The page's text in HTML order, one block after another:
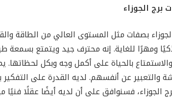
برج الجوزاء
بصفات مثل المستوى العالي من الطاقة
ومهرًا للغاية. إنه محترف جيد ويتمتع بسمعة
بالحياة على أكمل وجه وبكل
والتعبير عن أنفسهم. لديه القدرة على
الجوزاء، فسنوافق على أن لديه أيضًا عقلًا فنيًا